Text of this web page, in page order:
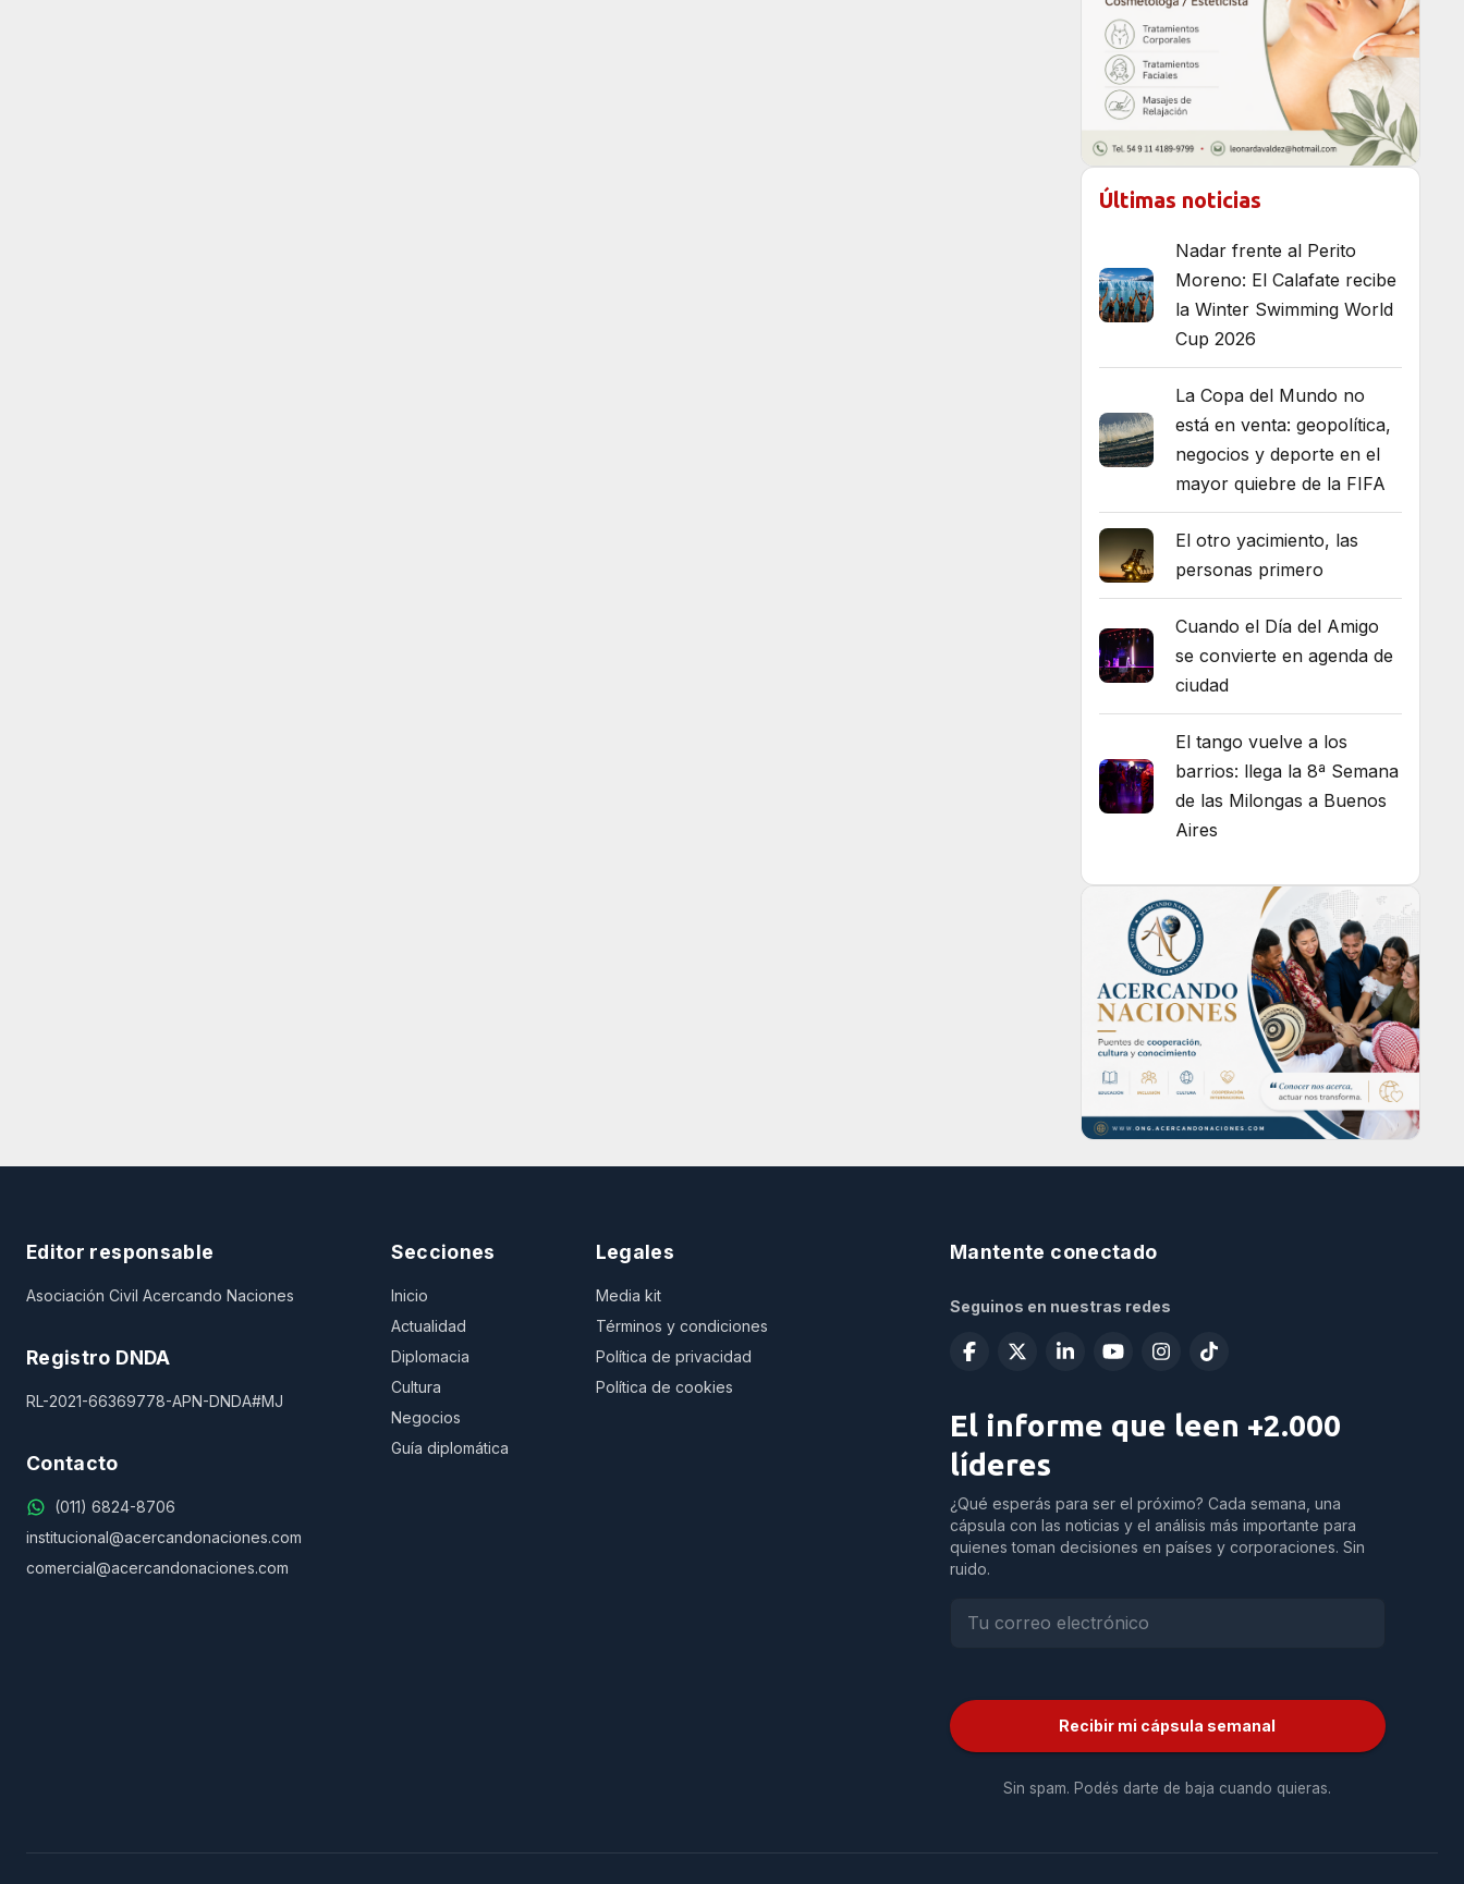
Últimas noticias
Nadar frente al Perito
Moreno: El Calafate recibe
la Winter Swimming World
Cup 2026
La Copa del Mundo no
está en venta: geopolítica,
negocios y deporte en el
mayor quiebre de la FIFA
El otro yacimiento, las
personas primero
Cuando el Día del Amigo
se convierte en agenda de
ciudad
El tango vuelve a los
barrios: llega la 8ª Semana
de las Milongas a Buenos
Aires
Editor responsable
Asociación Civil Acercando Naciones
Registro DNDA
RL-2021-66369778-APN-DNDA#MJ
Contacto
(011) 6824-8706
institucional@acercandonaciones.com
comercial@acercandonaciones.com
Secciones
Inicio
Actualidad
Diplomacia
Cultura
Negocios
Guía diplomática
Legales
Media kit
Términos y condiciones
Política de privacidad
Política de cookies
Mantente conectado
Seguinos en nuestras redes
El informe que leen +2.000
líderes
¿Qué esperás para ser el próximo? Cada semana, una
cápsula con las noticias y el análisis más importante para
quienes toman decisiones en países y corporaciones. Sin
ruido.
Recibir mi cápsula semanal
Sin spam. Podés darte de baja cuando quieras.